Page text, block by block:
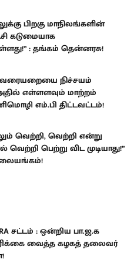
பிறகு மாநிலங்களின்
கடுமையாக
: தங்கம் தென்னரசு!
நிச்சயம்
எள்ளளவும் மாற்றம்
எம்.பி திட்டவட்டம்!
வெற்றி, வெற்றி என்று
வெற்றி பெற்று விட முடியாது!”
சட்டம் : ஒன்றிய பா.ஜ.க
வைத்த கழகத் தலைவர்